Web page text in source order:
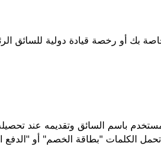
بك أو رخصة قيادة دولية للسائق
الكلمات "بطاقة الخصم" أو "الدفع